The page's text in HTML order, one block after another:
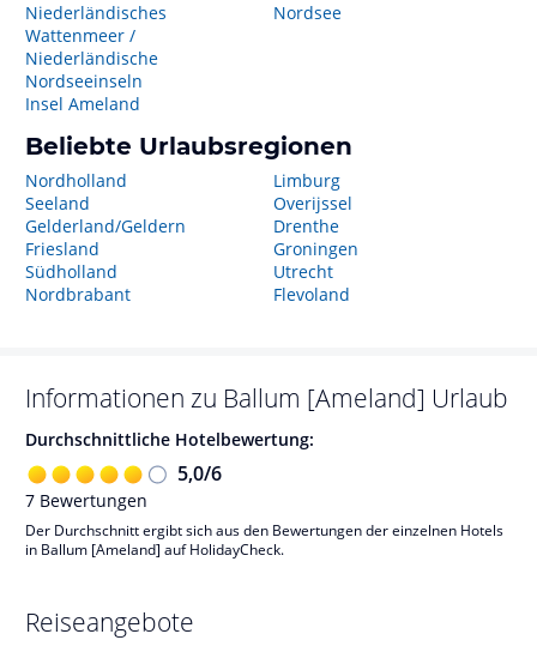
Niederländisches
Wattenmeer /
Niederländische
Nordseeinseln
Insel Ameland
Nordsee
Beliebte Urlaubsregionen
Nordholland
Seeland
Gelderland/Geldern
Friesland
Südholland
Nordbrabant
Limburg
Overijssel
Drenthe
Groningen
Utrecht
Flevoland
Informationen zu Ballum [Ameland] Urlaub
Durchschnittliche Hotelbewertung:
5,0/6
7 Bewertungen
Der Durchschnitt ergibt sich aus den Bewertungen der einzelnen Hotels
in Ballum [Ameland] auf HolidayCheck.
Reiseangebote